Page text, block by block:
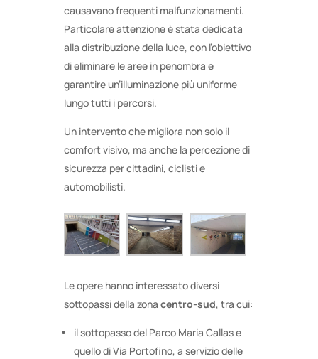
causavano frequenti malfunzionamenti.
Particolare attenzione è stata dedicata
alla distribuzione della luce, con l’obiettivo
di eliminare le aree in penombra e
garantire un’illuminazione più uniforme
lungo tutti i percorsi.
Un intervento che migliora non solo il
comfort visivo, ma anche la percezione di
sicurezza per cittadini, ciclisti e
automobilisti.
Le opere hanno interessato diversi
sottopassi della zona centro-sud, tra cui:
il sottopasso del Parco Maria Callas e
quello di Via Portofino, a servizio delle